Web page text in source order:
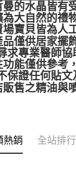
曼的水晶皆有
為大自然的禮
場寶貝皆為人
品僅供居家擺
求專業醫師協
功能僅供參考
保證任何貼文
販售之精油與
熱銷 全站排行